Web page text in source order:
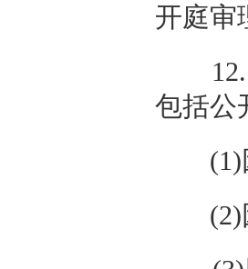
开庭审
12.
包括公
(1)因
(2)因